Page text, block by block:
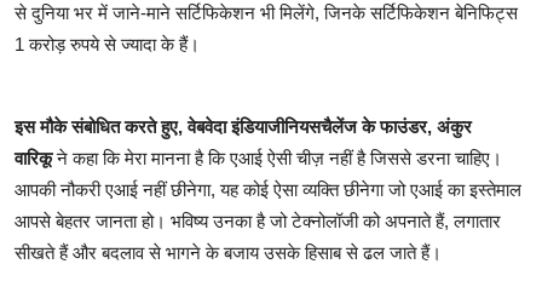
से दुनिया भर में जाने-माने सर्टिफिकेशन भी मिलेंगे, जिनके सर्टिफिकेशन बेनिफिट्स
1 करोड़ रुपये से ज्यादा के हैं।
इस मौके संबोधित करते हुए,वेबवेदा इंडियाजीनियसचैलेंज के फाउंडर, अंकुर
वारिकूने कहा कि मेरा मानना ​​है कि एआई ऐसी चीज़ नहीं है जिससे डरना चाहिए।
आपकी नौकरी एआई नहीं छीनेगा, यह कोई ऐसा व्यक्ति छीनेगा जो एआई का इस्तेमाल
आपसे बेहतर जानता हो। भविष्य उनका है जो टेक्नोलॉजी को अपनाते हैं, लगातार
सीखते हैं और बदलाव से भागने के बजाय उसके हिसाब से ढल जाते हैं।